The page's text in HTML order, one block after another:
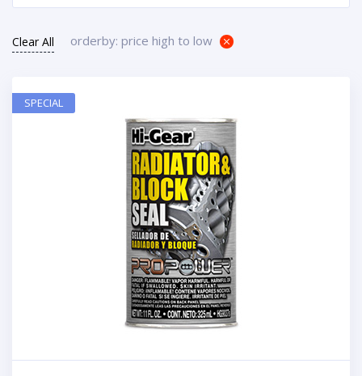
Clear All orderby: price high to low
SPECIAL